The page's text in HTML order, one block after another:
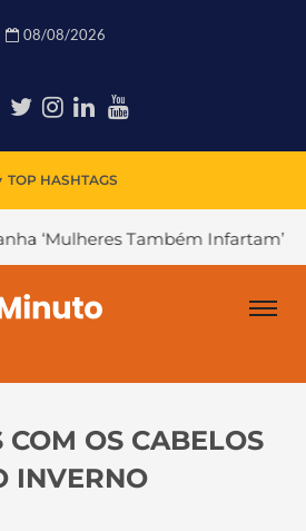
08/08/2026
TOP HASHTAGS
Infartam’ #Declínio
OS CABELOS
INVERNO